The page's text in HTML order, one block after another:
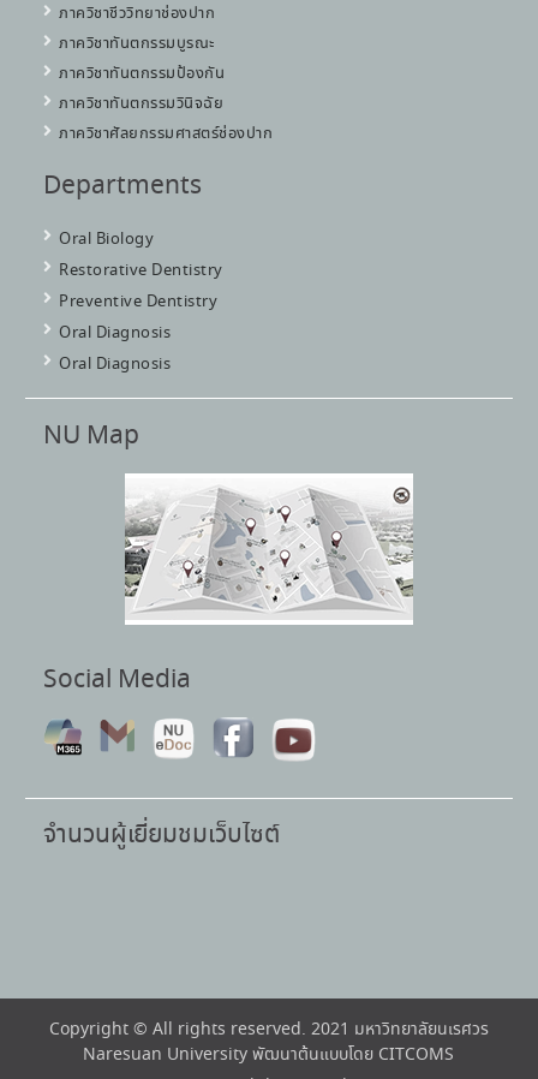
ภาควิชาชีววิทยาช่องปาก
ภาควิชาทันตกรรมบูรณะ
ภาควิชาทันตกรรมป้องกัน
ภาควิชาทันตกรรมวินิจฉัย
ภาควิชาศัลยกรรมศาสตร์ช่องปาก
Departments
Oral Biology
Restorative Dentistry
Preventive Dentistry
Oral Diagnosis
Oral Diagnosis
NU Map
Social Media
จำนวนผู้เยี่ยมชมเว็บไซต์
Copyright © All rights reserved. 2021 มหาวิทยาลัยนเรศวร
Naresuan University พัฒนาต้นแบบโดย CITCOMS